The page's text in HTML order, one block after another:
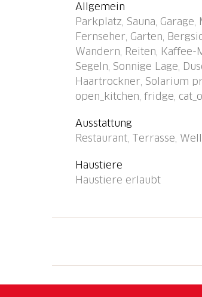
saisonale Verfügbarkeit:
Aussendusche, Gartenmöbel.
Fitnessraum, Massage,
Zufahrt bis zum Haus.
Lebensmittelgeschäft 1.5
"Ascona, Fiume Maggia" 1.7
"Bagno Publico Ascona" 800
Loch) 800 m, Minigolf 1.5
Umgebung sind gut
der Reception anzumelden.
25.Oktober bis Ende März
Allgemein
Parkplatz, Sauna,
Fernseher, Garten,
Wandern, Reiten, Kaffee-
Segeln, Sonnige Lage,
Haartrockner, Solarium
open_kitchen, fridge,
Ausstattung
Restaurant, Terrasse,
Haustiere
Haustiere erlaubt